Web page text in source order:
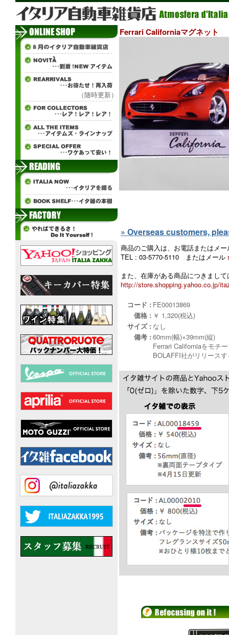
（随時更新）
Ferrari Californiaマグネット
» Overseas customers,
商品のご購入は、お電話またはメ
TEL : 03-5770-5110 またはメール
また、在庫がある商品につきまし
http://store.shopping.yahoo.co.jp/
コード : FE00013869
価格 : ￥ 1,320(税込)
サイズ : なし
備考 : 60mm(幅)×39mm(縦)
Ferrari Californiaをモチ
BOLAFFI社がリリース